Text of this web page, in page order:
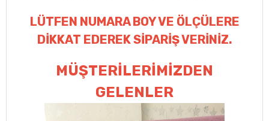
LÜTFEN NUMARA BOY VE ÖLÇÜLERE
DİKKAT EDEREK SİPARİŞ VERİNİZ.
MÜŞTERİLERİMİZDEN
GELENLER